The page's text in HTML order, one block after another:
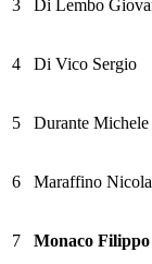
3 Di Lembo
4 Di Vico Sergio
5 Durante Michele
6 Maraffino Nicola
7 Monaco Filippo